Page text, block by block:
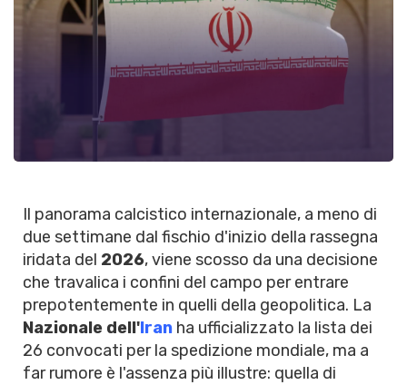
Il panorama calcistico internazionale, a meno di
due settimane dal fischio d'inizio della rassegna
iridata del 2026, viene scosso da una decisione
che travalica i confini del campo per entrare
prepotentemente in quelli della geopolitica. La
Nazionale dell'Iran ha ufficializzato la lista dei
26 convocati per la spedizione mondiale, ma a
far rumore è l'assenza più illustre: quella di